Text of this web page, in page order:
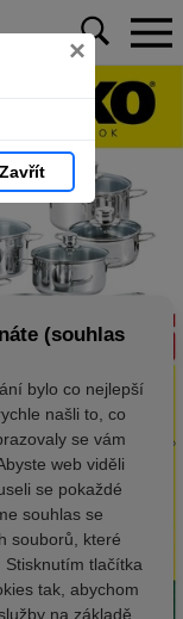
×
Zavřít
(souhlas
bylo co nejlepší
našli to, co
se vám
web viděli
se pokaždé
souhlas se
souborů, které
tlačítka
tak, abychom
na základě